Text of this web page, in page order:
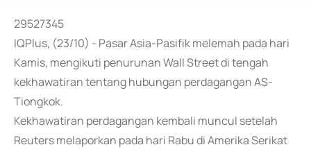
29527345
IQPlus, (23/10) - Pasar Asia-Pasifik melemah pada hari
Kamis, mengikuti penurunan Wall Street di tengah
kekhawatiran tentang hubungan perdagangan AS-
Tiongkok.
Kekhawatiran perdagangan kembali muncul setelah
Reuters melaporkan pada hari Rabu di Amerika Serikat